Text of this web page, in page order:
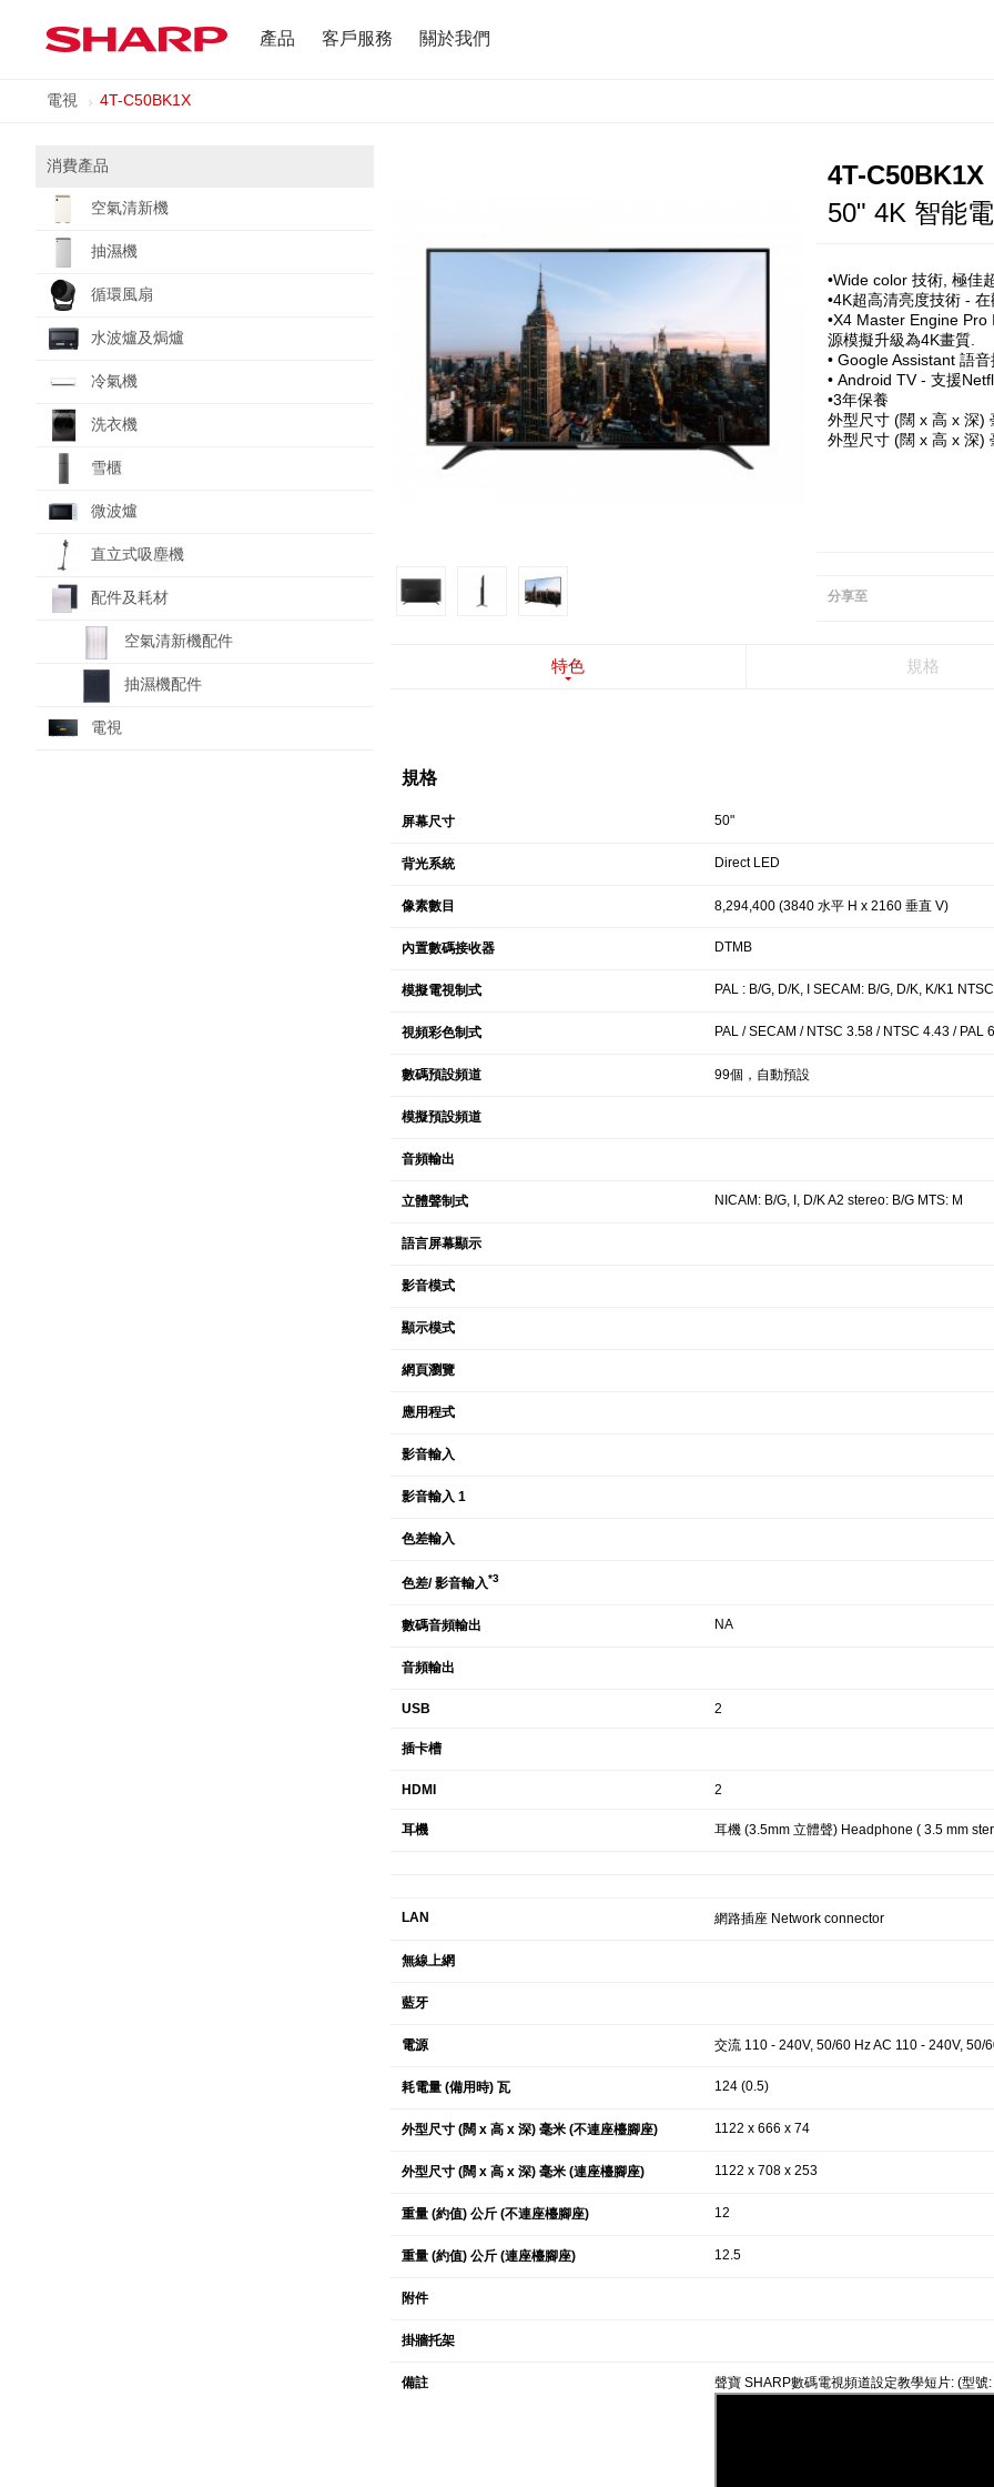
產品 客戶服務 關於我們
電視 4T-C50BK1X
消費產品
空氣清新機
抽濕機
循環風扇
水波爐及焗爐
冷氣機
洗衣機
雪櫃
微波爐
直立式吸塵機
配件及耗材
空氣清新機配件
抽濕機配件
電視
4T-C50BK1X
50" 4K 智能
•Wide color 技術, 極佳
•4K超高清亮度技術 -
•X4 Master Engine
源模擬升級為4K畫質.
• Google Assistant 語
• Android TV - 支援
•3年保養
外型尺寸 (闊 x 高 x 深)
外型尺寸 (闊 x 高 x 深)
分享至
特色 規格
規格
屏幕尺寸 50"
背光系統 Direct LED
像素數目 8,294,400 (3840 水平 H x 2160 垂直 V)
內置數碼接收器 DTMB
模擬電視制式 PAL : B/G, D/K, I SECAM: B/G, D/K, K/K1
視頻彩色制式 PAL / SECAM / NTSC 3.58 / NTSC 4.43 / PAL
數碼預設頻道 99個，自動預設
模擬預設頻道
音頻輸出
立體聲制式 NICAM: B/G, I, D/K A2 stereo: B/G MTS: M
語言屏幕顯示
影音模式
顯示模式
網頁瀏覽
應用程式
影音輸入
影音輸入 1
色差輸入
色差/ 影音輸入*3
數碼音頻輸出 NA
音頻輸出
USB 2
插卡槽
HDMI 2
耳機 耳機 (3.5mm 立體聲) Headphone ( 3.5 mm
LAN 網路插座 Network connector
無線上網
藍牙
電源 交流 110 - 240V, 50/60 Hz AC 110 - 240V, 50/
耗電量 (備用時) 瓦 124 (0.5)
外型尺寸 (闊 x 高 x 深) 毫米 (不連座檯腳座) 1122 x 666 x 74
外型尺寸 (闊 x 高 x 深) 毫米 (連座檯腳座) 1122 x 708 x 253
重量 (約值) 公斤 (不連座檯腳座) 12
重量 (約值) 公斤 (連座檯腳座) 12.5
附件
掛牆托架
備註 聲寶 SHARP數碼電視頻道設定教學短片: (型